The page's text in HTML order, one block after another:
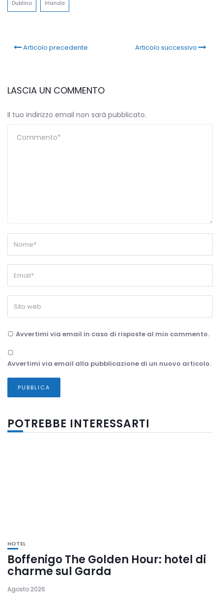
Dublino Irlanda
Articolo precedente Articolo successivo
LASCIA UN COMMENTO
Il tuo indirizzo email non sarà pubblicato.
Avvertimi via email in caso di risposte al mio commento.
Avvertimi via email alla pubblicazione di un nuovo articolo.
POTREBBE INTERESSARTI
HOTEL
Boffenigo The Golden Hour: hotel di
charme sul Garda
Agosto 2026